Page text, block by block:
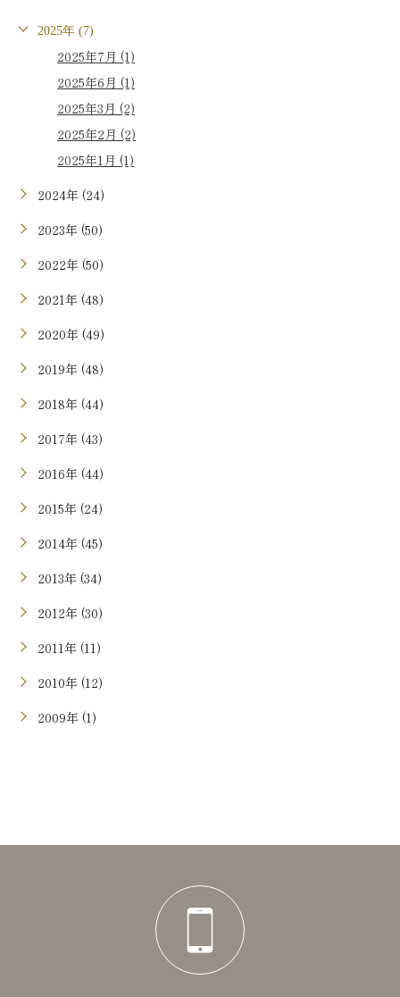
2025年 (7)
2025年7月 (1)
2025年6月 (1)
2025年3月 (2)
2025年2月 (2)
2025年1月 (1)
2024年 (24)
2023年 (50)
2022年 (50)
2021年 (48)
2020年 (49)
2019年 (48)
2018年 (44)
2017年 (43)
2016年 (44)
2015年 (24)
2014年 (45)
2013年 (34)
2012年 (30)
2011年 (11)
2010年 (12)
2009年 (1)